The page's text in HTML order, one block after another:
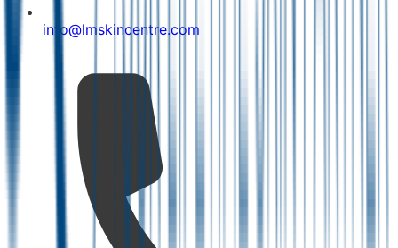
info@lmskincentre.com